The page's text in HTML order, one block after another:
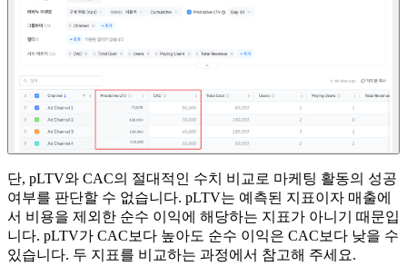
단, pLTV와 CAC의 절대적인 수치 비교로 마케팅 활동의 성공
여부를 판단할 수 없습니다. pLTV는 예측된 지표이자 매출에
서 비용을 제외한 순수 이익에 해당하는 지표가 아니기 때문입
니다. pLTV가 CAC보다 높아도 순수 이익은 CAC보다 낮을 수
있습니다. 두 지표를 비교하는 과정에서 참고해 주세요.